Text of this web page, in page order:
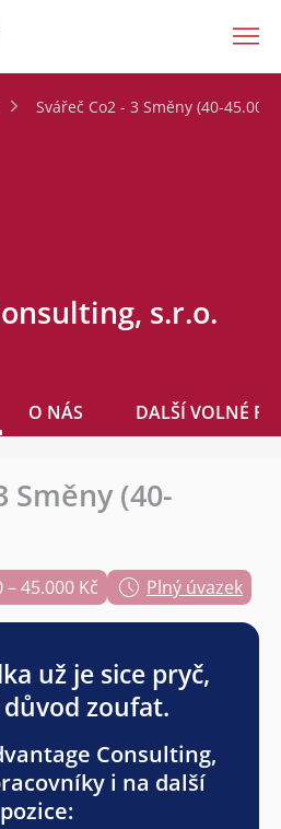
Svářeč Co2 - 3 Směny (40-45.000
s.r.o.
O NÁS DALŠÍ VOLNÉ
Směny (40-
– 45.000 Kč Plný úvazek
už je sice pryč,
zoufat.
Consulting,
i na další
pozice: